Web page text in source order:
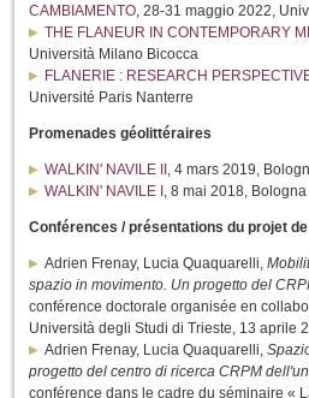
CAMBIAMENTO, 28-31 maggio 2022,
THE FLANEUR IN CONTEMPORARY
Università Milano Bicocca
FLANERIE : RESEARCH
Université Paris Nanterre
Promenades géolittéraires
WALKIN' NAVILE II , 4 mars 2019,
WALKIN' NAVILE I , 8 mai 2018, Bologna
Conférences / présentations du projet
Adrien Frenay, Lucia Quaquarelli,
spazio in movimento. Un progetto del
conférence doctorale organisée en
Università degli Studi di Trieste, 13 aprile
Adrien Frenay, Lucia Quaquarelli,
progetto del centro di ricerca CRPM
conférence dans le cadre du séminaire «